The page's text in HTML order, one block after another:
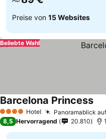
Preise von 15 Websites
Beliebte Wahl
4 Sterne Hotel Panoramablick
Barcelona Princess
8,5 Hervorragend 20.810